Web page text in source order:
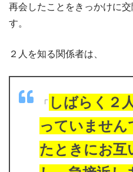
再会したことをきっかけに
す。
２人を知る関係者は、
「 しばらく２
っていません
たときにお互